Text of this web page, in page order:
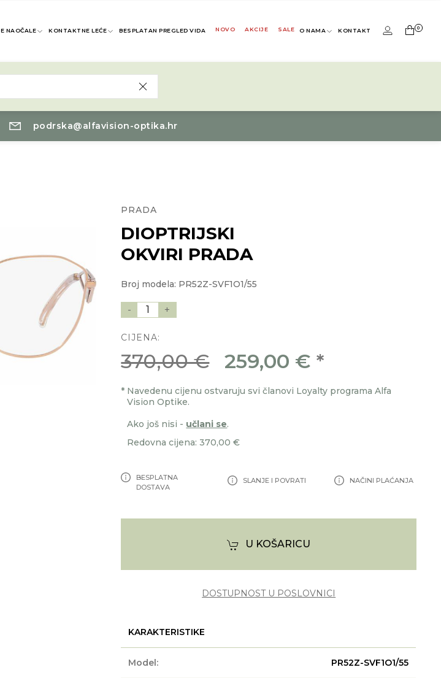
NAOČALE KONTAKTNE LEĆE BESPLATAN PREGLED VIDA NOVO AKCIJE SALE O NAMA KONTAKT 0
podrska@alfavision-optika.hr
PRADA
DIOPTRIJSKI
OKVIRI PRADA
Broj modela: PR52Z-SVF1O1/55
- 1 +
CIJENA:
370,00 € 259,00 € *
* Navedenu cijenu ostvaruju svi članovi Loyalty programa Alfa
Vision Optike.
Ako još nisi - učlani se.
Redovna cijena: 370,00 €
BESPLATNA
DOSTAVA
SLANJE I POVRATI NAČINI PLAĆANJA
U KOŠARICU
DOSTUPNOST U POSLOVNICI
KARAKTERISTIKE
Model: PR52Z-SVF1O1/55